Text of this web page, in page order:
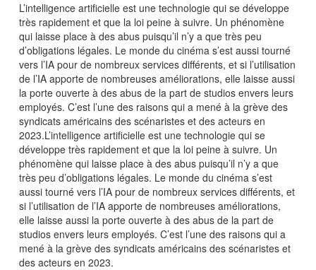
L’intelligence artificielle est une technologie qui se développe
très rapidement et que la loi peine à suivre. Un phénomène
qui laisse place à des abus puisqu’il n’y a que très peu
d’obligations légales. Le monde du cinéma s’est aussi tourné
vers l’IA pour de nombreux services différents, et si l’utilisation
de l’IA apporte de nombreuses améliorations, elle laisse aussi
la porte ouverte à des abus de la part de studios envers leurs
employés. C’est l’une des raisons qui a mené à la grève des
syndicats américains des scénaristes et des acteurs en
2023.L’intelligence artificielle est une technologie qui se
développe très rapidement et que la loi peine à suivre. Un
phénomène qui laisse place à des abus puisqu’il n’y a que
très peu d’obligations légales. Le monde du cinéma s’est
aussi tourné vers l’IA pour de nombreux services différents, et
si l’utilisation de l’IA apporte de nombreuses améliorations,
elle laisse aussi la porte ouverte à des abus de la part de
studios envers leurs employés. C’est l’une des raisons qui a
mené à la grève des syndicats américains des scénaristes et
des acteurs en 2023.